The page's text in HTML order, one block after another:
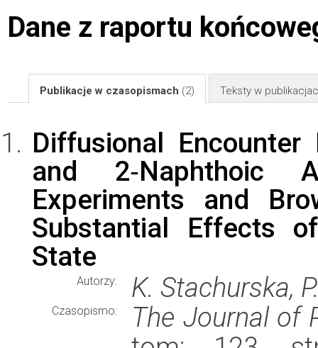
Dane z raportu
Publikacje w czasopismach (2) Teksty w
Diffusional
and 2‐Naphthoic
Experiments and
Substantial Effects
State
Autorzy: K. Stachurska,
Czasopismo:
The Journal of